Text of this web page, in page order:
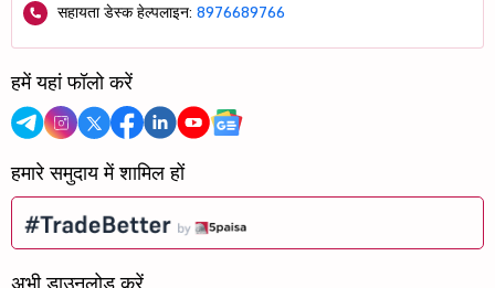
सहायता डेस्क हेल्पलाइन: 8976689766
हमें यहां फॉलो करें
हमारे समुदाय में शामिल हों